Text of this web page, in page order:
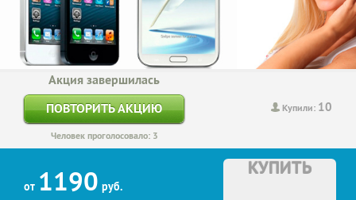
Купили: 10
Акция завершилась
ПОВТОРИТЬ АКЦИЮ
Человек проголосовало: 3
от 1190 руб.
КУПИТЬ